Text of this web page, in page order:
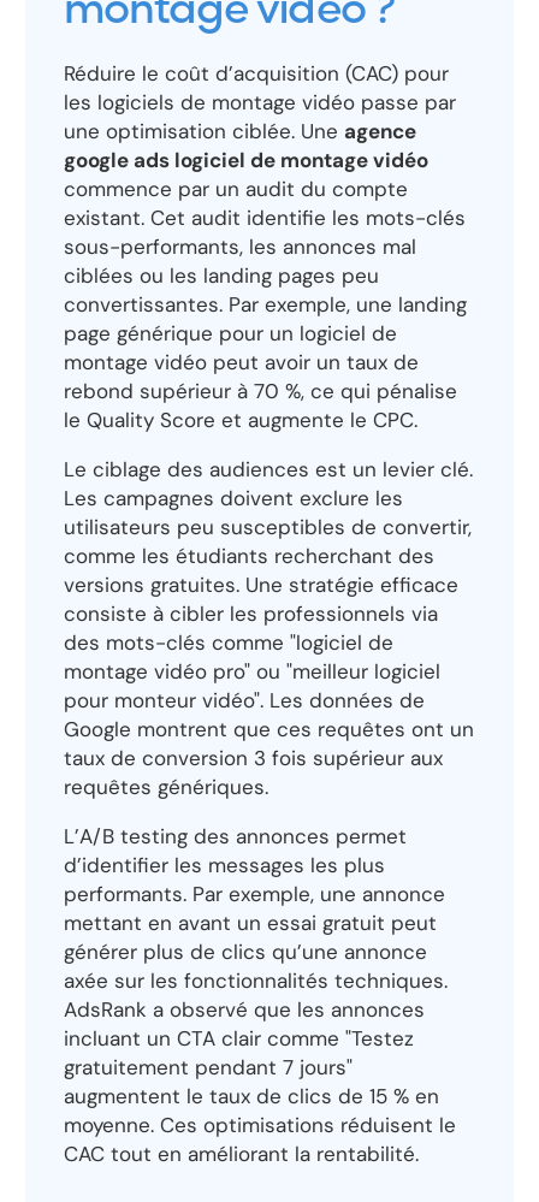
Réduire le coût d’acquisition (CAC) pour
les logiciels de montage vidéo passe par
une optimisation ciblée. Une agence
google ads logiciel de montage vidéo
commence par un audit du compte
existant. Cet audit identifie les mots-clés
sous-performants, les annonces mal
ciblées ou les landing pages peu
convertissantes. Par exemple, une landing
page générique pour un logiciel de
montage vidéo peut avoir un taux de
rebond supérieur à 70 %, ce qui pénalise
le Quality Score et augmente le CPC.
Le ciblage des audiences est un levier clé.
Les campagnes doivent exclure les
utilisateurs peu susceptibles de convertir,
comme les étudiants recherchant des
versions gratuites. Une stratégie efficace
consiste à cibler les professionnels via
des mots-clés comme "logiciel de
montage vidéo pro" ou "meilleur logiciel
pour monteur vidéo". Les données de
Google montrent que ces requêtes ont un
taux de conversion 3 fois supérieur aux
requêtes génériques.
L’A/B testing des annonces permet
d’identifier les messages les plus
performants. Par exemple, une annonce
mettant en avant un essai gratuit peut
générer plus de clics qu’une annonce
axée sur les fonctionnalités techniques.
AdsRank a observé que les annonces
incluant un CTA clair comme "Testez
gratuitement pendant 7 jours"
augmentent le taux de clics de 15 % en
moyenne. Ces optimisations réduisent le
CAC tout en améliorant la rentabilité.